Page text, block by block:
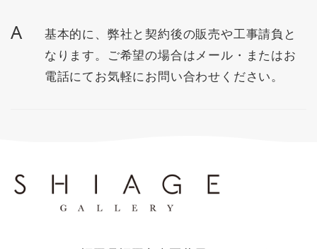
A
基本的に、弊社と契約後の販売や工事請負と
なります。ご希望の場合はメール・またはお
電話にてお気軽にお問い合わせください。